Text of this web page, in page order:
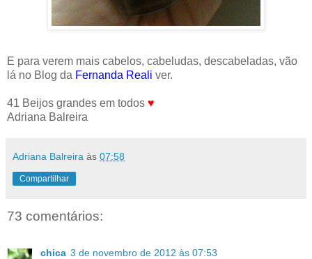
E para verem mais cabelos, cabeludas, descabeladas, vão
lá no Blog da Fernanda Reali ver.
41 Beijos grandes em todos ♥
Adriana Balreira
Adriana Balreira às 07:58
Compartilhar
73 comentários:
chica 3 de novembro de 2012 às 07:53